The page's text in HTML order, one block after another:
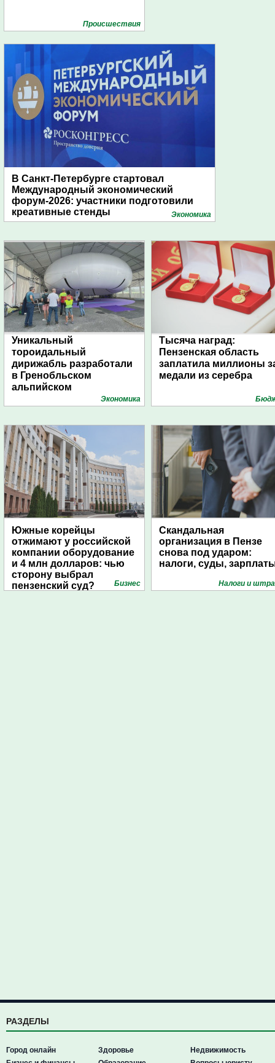
Проиcшествия
В Санкт-Петербурге стартовал
Международный экономический
форум-2026: участники подготовили
креативные стенды
Экономика
Уникальный
тороидальный
дирижабль разработали
в Гренобльском
альпийском
Экономика
Тысяча наград:
Пензенская область
заплатила миллионы
медали из серебра
Южные корейцы
отжимают у российской
компании оборудование
и 4 млн долларов: чью
сторону выбрал
пензенский суд?
Бизнес
Скандальная
организация в Пензе
снова под ударом:
налоги, суды,
Налоги и
РАЗДЕЛЫ
Город онлайн
Здоровье
Недвижимость